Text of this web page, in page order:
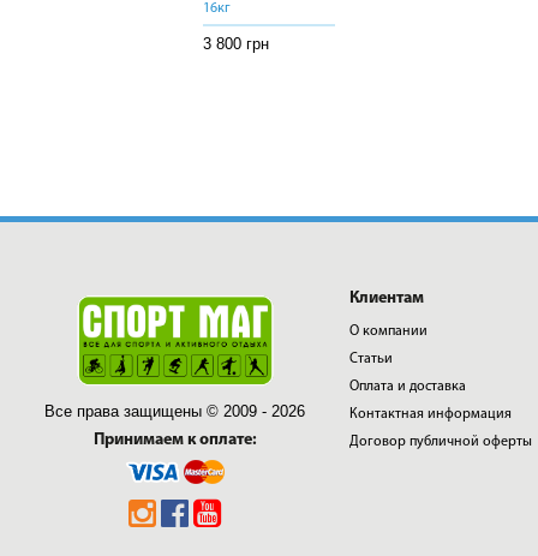
16кг
3 800 грн
Все права защищены © 2009 - 2026
Принимаем к оплате:
Клиентам
О компании
Статьи
Оплата и доставка
Контактная информация
Договор публичной оферты